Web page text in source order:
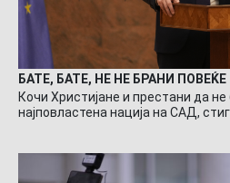
БАТЕ, БАТЕ, НЕ НЕ БРАНИ ПОВЕЌЕ
Кочи Христијане и престани да
најповластена нација на САД,